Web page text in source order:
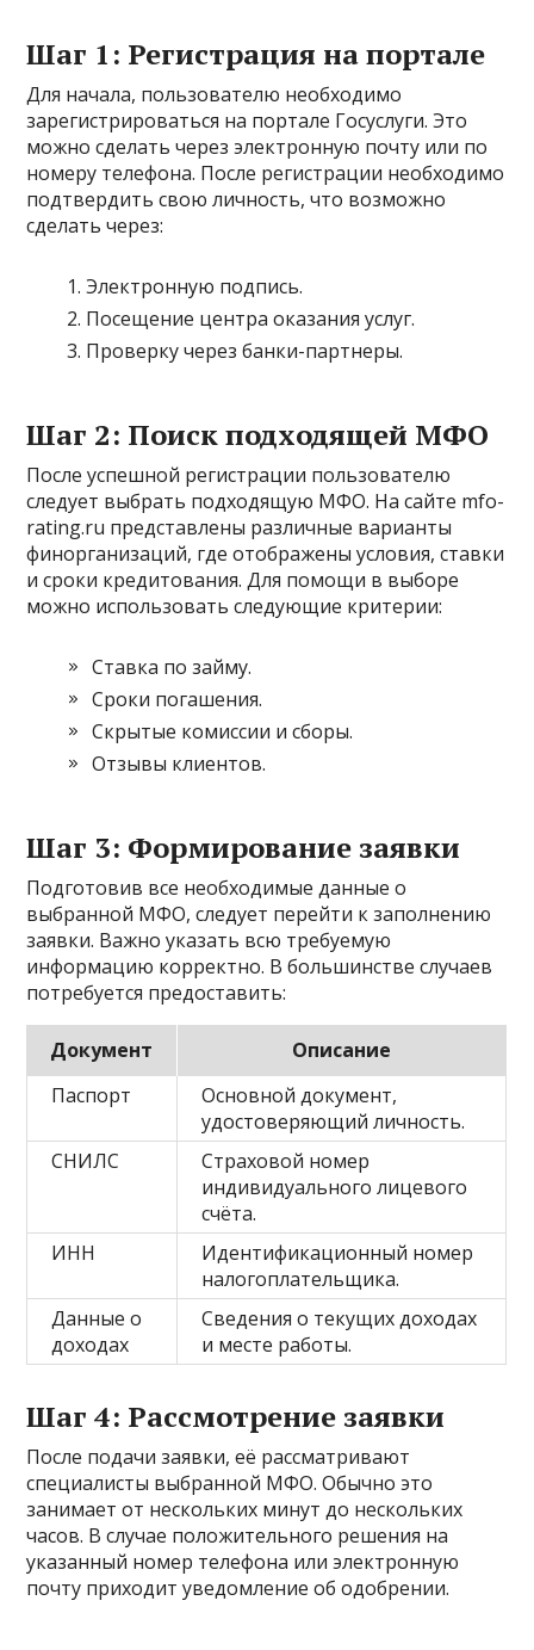
Шаг 1: Регистрация на портале
Для начала, пользователю необходимо
зарегистрироваться на портале Госуслуги. Это
можно сделать через электронную почту или по
номеру телефона. После регистрации необходимо
подтвердить свою личность, что возможно
сделать через:
Электронную подпись.
Посещение центра оказания услуг.
Проверку через банки-партнеры.
Шаг 2: Поиск подходящей МФО
После успешной регистрации пользователю
следует выбрать подходящую МФО. На сайте mfo-
rating.ru представлены различные варианты
финорганизаций, где отображены условия, ставки
и сроки кредитования. Для помощи в выборе
можно использовать следующие критерии:
Ставка по займу.
Сроки погашения.
Скрытые комиссии и сборы.
Отзывы клиентов.
Шаг 3: Формирование заявки
Подготовив все необходимые данные о
выбранной МФО, следует перейти к заполнению
заявки. Важно указать всю требуемую
информацию корректно. В большинстве случаев
потребуется предоставить:
Документ
Описание
Паспорт
Основной документ,
удостоверяющий личность.
СНИЛС
Страховой номер
индивидуального лицевого
счёта.
ИНН
Идентификационный номер
налогоплательщика.
Данные о
доходах
Сведения о текущих доходах
и месте работы.
Шаг 4: Рассмотрение заявки
После подачи заявки, её рассматривают
специалисты выбранной МФО. Обычно это
занимает от нескольких минут до нескольких
часов. В случае положительного решения на
указанный номер телефона или электронную
почту приходит уведомление об одобрении.